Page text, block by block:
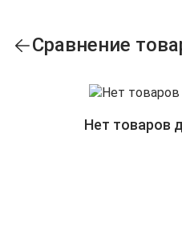
Сравнение
Нет товаров